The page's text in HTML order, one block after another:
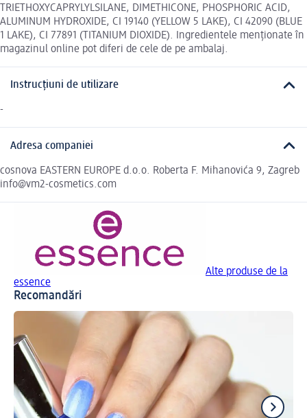
TRIETHOXYCAPRYLYLSILANE, DIMETHICONE, PHOSPHORIC ACID,
ALUMINUM HYDROXIDE, CI 19140 (YELLOW 5 LAKE), CI 42090 (BLUE
1 LAKE), CI 77891 (TITANIUM DIOXIDE). Ingredientele menționate în
magazinul online pot diferi de cele de pe ambalaj.
Instrucțiuni de utilizare
-
Adresa companiei
cosnova EASTERN EUROPE d.o.o. Roberta F. Mihanovića 9, Zagreb
info@vm2-cosmetics.com
Alte produse de la
essence
Recomandări